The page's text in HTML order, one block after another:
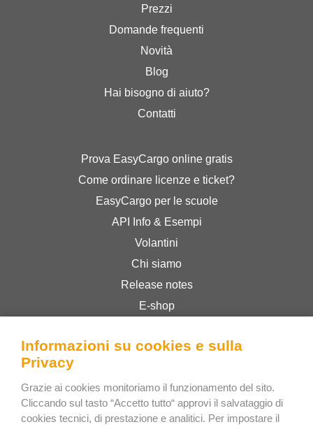
Prezzi
Domande frequenti
Novità
Blog
Hai bisogno di aiuto?
Contatti
Prova EasyCargo online gratis
Come ordinare licenze e ticket?
EasyCargo per le scuole
API Info & Esempi
Volantini
Chi siamo
Release notes
E-shop
Privacy Policy
Bee Interactive s.r.o.
U Pekarky 484/1a
Informazioni su cookies e sulla
Privacy
Grazie ai cookies monitoriamo il funzionamento del sito.
Cliccando sul tasto “Accetto tutto“ approvi il salvataggio di
cookies tecnici, di prestazione e analitici. Per impostare il